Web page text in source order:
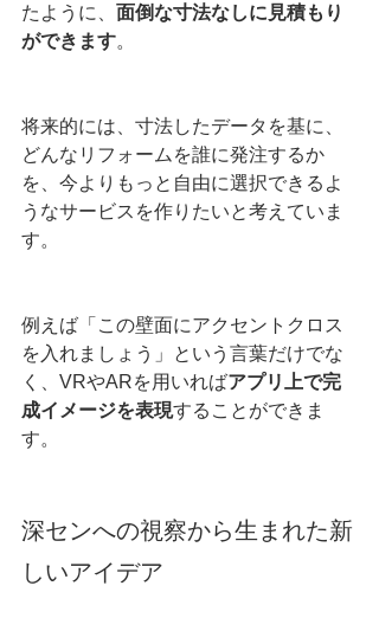
たように、 面倒な寸法なしに見積もり
ができます。
将来的には、寸法したデータを基に、
どんなリフォームを誰に発注するか
を、今よりもっと自由に選択できるよ
うなサービスを作りたいと考えていま
す。
例えば「この壁面にアクセントクロス
を入れましょう」という言葉だけでな
く、VRやARを用いればアプリ上で完
成イメージを表現することができま
す。
深センへの視察から生まれた新
しいアイデア